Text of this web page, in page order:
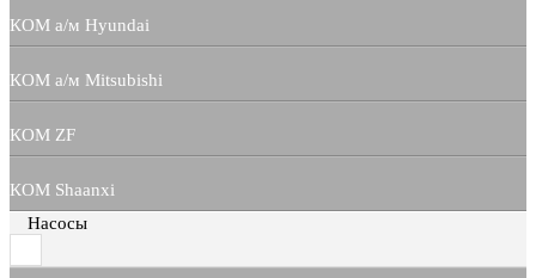
КОМ а/м Hyundai
КОМ а/м Mitsubishi
КОМ ZF
КОМ Shaanxi
Насосы